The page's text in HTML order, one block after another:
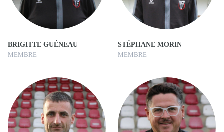
BRIGITTE GUÉNEAU
MEMBRE
STÉPHANE MORIN
MEMBRE